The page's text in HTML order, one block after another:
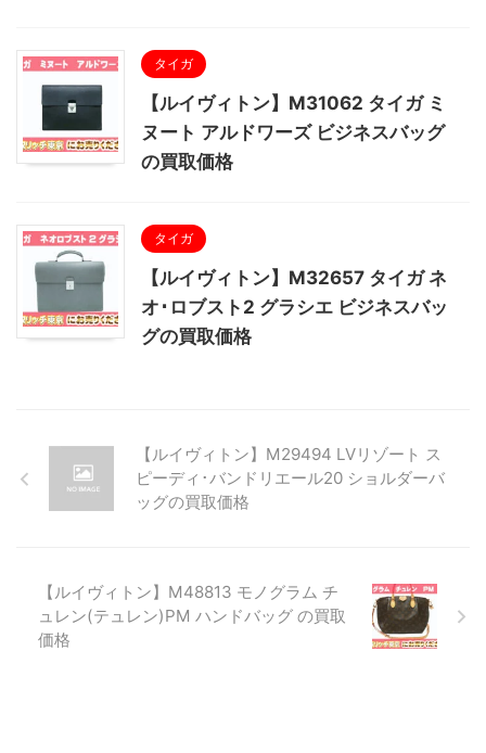
タイガ
【ルイヴィトン】M31062 タイガ ミ
ヌート アルドワーズ ビジネスバッグ
の買取価格
タイガ
【ルイヴィトン】M32657 タイガ ネ
オ･ロブスト2 グラシエ ビジネスバッ
グの買取価格
【ルイヴィトン】M29494 LVリゾート ス
ピーディ･バンドリエール20 ショルダーバ
ッグの買取価格
【ルイヴィトン】M48813 モノグラム チ
ュレン(テュレン)PM ハンドバッグ の買取
価格